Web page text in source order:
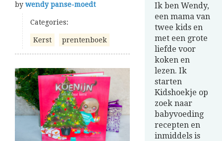
by wendy panse-moedt
Categories:
Kerst prentenboek
Ik ben Wendy,
een mama van
twee kids en
met een grote
liefde voor
koken en
lezen. Ik
starten
Kidshoekje op
zoek naar
babyvoeding
recepten en
inmiddels is